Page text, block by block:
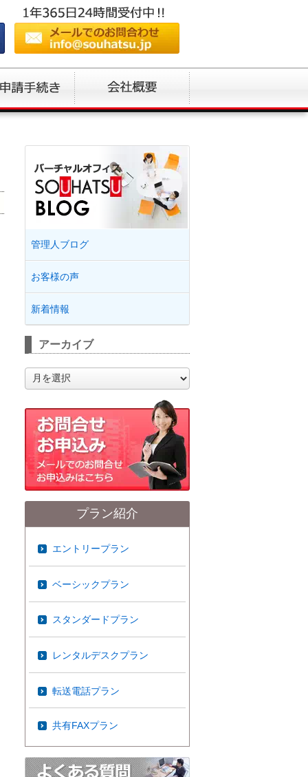
管理人ブログ
お客様の声
新着情報
アーカイブ
ー
ブ
プラン紹介
エントリープラン
ベーシックプラン
スタンダードプラン
レンタルデスクプラン
転送電話プラン
共有FAXプラン